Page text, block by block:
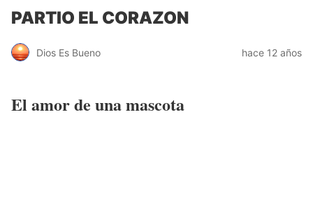
PARTIO EL CORAZON
Dios Es Bueno hace 12 años
El amor de una mascota